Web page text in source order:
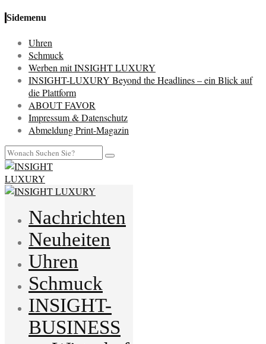
Sidemenu
Uhren
Schmuck
Werben mit INSIGHT LUXURY
INSIGHT-LUXURY Beyond the Headlines – ein Blick auf
die Plattform
ABOUT FAVOR
Impressum & Datenschutz
Abmeldung Print-Magazin
Nachrichten
Neuheiten
Uhren
Schmuck
INSIGHT-
BUSINESS